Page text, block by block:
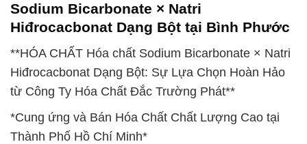
Sodium Bicarbonate × Natri
Hiđrocacbonat Dạng Bột tại Bình Phước
**HÓA CHẤT Hóa chất Sodium Bicarbonate × Natri
Hiđrocacbonat Dạng Bột: Sự Lựa Chọn Hoàn Hảo
từ Công Ty Hóa Chất Đắc Trường Phát**
*Cung ứng và Bán Hóa Chất Chất Lượng Cao tại
Thành Phố Hồ Chí Minh*